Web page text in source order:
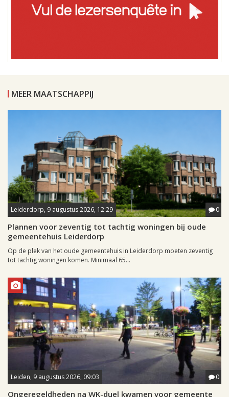
MEER MAATSCHAPPIJ
Leiderdorp, 9 augustus 2026, 12:29 0
Plannen voor zeventig tot tachtig woningen bij oude
gemeentehuis Leiderdorp
Op de plek van het oude gemeentehuis in Leiderdorp moeten zeventig
tot tachtig woningen komen. Minimaal 65...
Leiden, 9 augustus 2026, 09:03 0
Ongeregeldheden na WK-duel kwamen voor gemeente